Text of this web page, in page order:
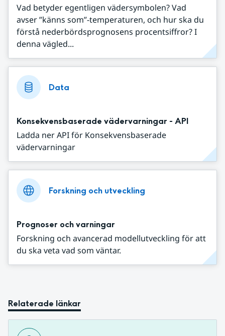
Vad betyder egentligen vädersymbolen? Vad
avser ”känns som”-temperaturen, och hur ska du
förstå nederbördsprognosens procentsiffror? I
denna vägled...
Data
Konsekvensbaserade vädervarningar - API
Ladda ner API för Konsekvensbaserade
vädervarningar
Forskning och utveckling
Prognoser och varningar
Forskning och avancerad modellutveckling för att
du ska veta vad som väntar.
Relaterade länkar